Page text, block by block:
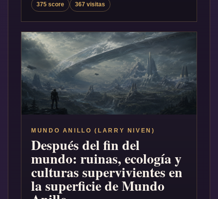
375 score 367 visitas
MUNDO ANILLO (LARRY NIVEN)
Después del fin del
mundo: ruinas, ecología y
culturas supervivientes en
la superficie de Mundo